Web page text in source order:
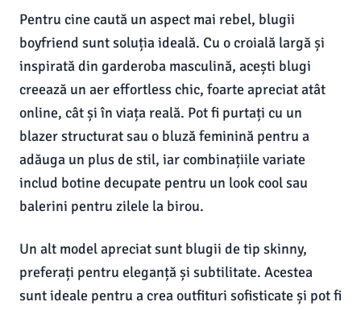
Pentru cine caută un aspect mai rebel, blugii
boyfriend sunt soluția ideală. Cu o croială largă și
inspirată din garderoba masculină, acești blugi
creează un aer effortless chic, foarte apreciat atât
online, cât și în viața reală. Pot fi purtați cu un
blazer structurat sau o bluză feminină pentru a
adăuga un plus de stil, iar combinațiile variate
includ botine decupate pentru un look cool sau
balerini pentru zilele la birou.
Un alt model apreciat sunt blugii de tip skinny,
preferați pentru eleganță și subtilitate. Acestea
sunt ideale pentru a crea outfituri sofisticate și pot fi